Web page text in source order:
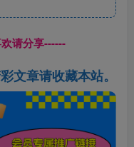
请分享------
文章请收藏本站。